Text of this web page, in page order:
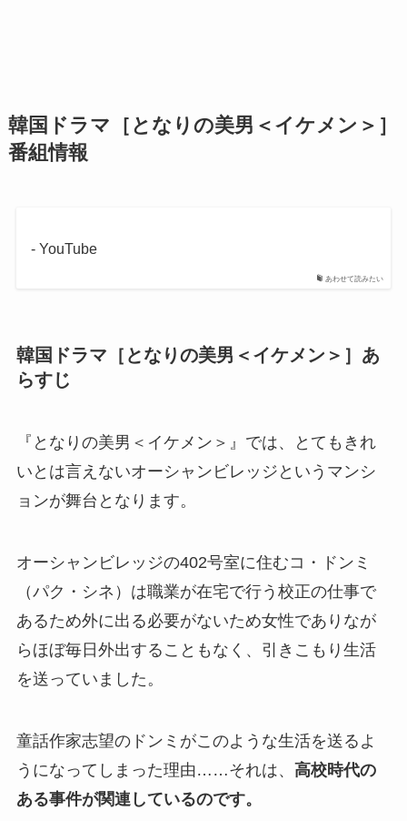
韓国ドラマ［となりの美男＜イケメン＞］
番組情報
あわせて読みたい
- YouTube
韓国ドラマ［となりの美男＜イケメン＞］あ
らすじ
『となりの美男＜イケメン＞』では、とてもきれ
いとは言えないオーシャンビレッジというマンシ
ョンが舞台となります。
オーシャンビレッジの402号室に住むコ・ドンミ
（パク・シネ）は職業が在宅で行う校正の仕事で
あるため外に出る必要がないため女性でありなが
らほぼ毎日外出することもなく、引きこもり生活
を送っていました。
童話作家志望のドンミがこのような生活を送るよ
うになってしまった理由……それは、 高校時代の
ある事件が関連しているのです。